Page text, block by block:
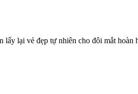
lấy lại vẻ đẹp tự nhiên cho đôi mắt